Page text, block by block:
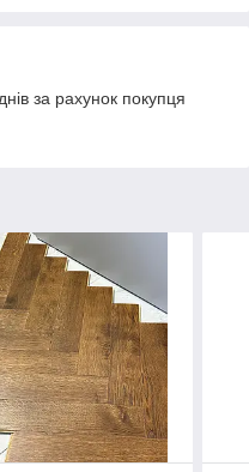
за рахунок покупця